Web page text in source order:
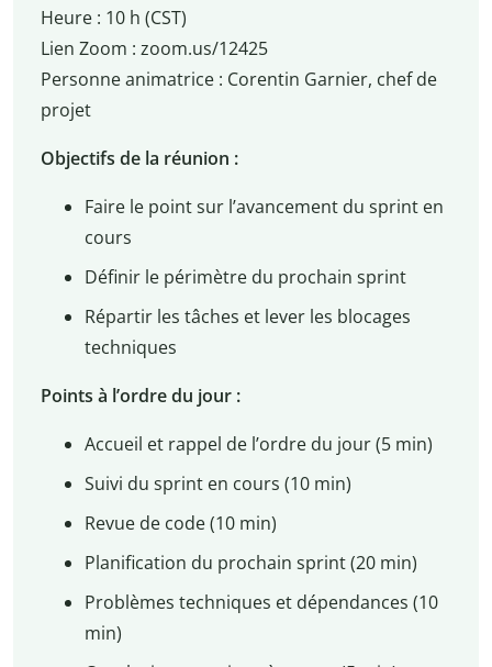
Heure : 10 h (CST)
Lien Zoom : zoom.us/12425
Personne animatrice : Corentin Garnier, chef de
projet
Objectifs de la réunion :
Faire le point sur l’avancement du sprint en
cours
Définir le périmètre du prochain sprint
Répartir les tâches et lever les blocages
techniques
Points à l’ordre du jour :
Accueil et rappel de l’ordre du jour (5 min)
Suivi du sprint en cours (10 min)
Revue de code (10 min)
Planification du prochain sprint (20 min)
Problèmes techniques et dépendances (10
min)